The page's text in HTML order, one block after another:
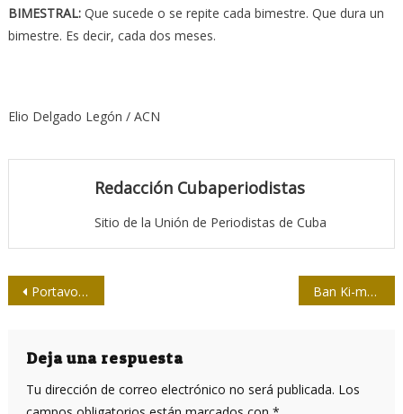
BIMESTRAL:Que sucede o se repite cada bimestre. Que dura un
bimestre. Es decir, cada dos meses.
Elio Delgado Legón / ACN
Redacción Cubaperiodistas
Sitio de la Unión de Periodistas de Cuba
Navegación
entradas
Portavoz de EE.UU. arremete contra RT Ban Ki-moon reconoce papel de la prensa en progreso humano
Deja una respuesta
Tu dirección de correo electrónico no será publicada. Los